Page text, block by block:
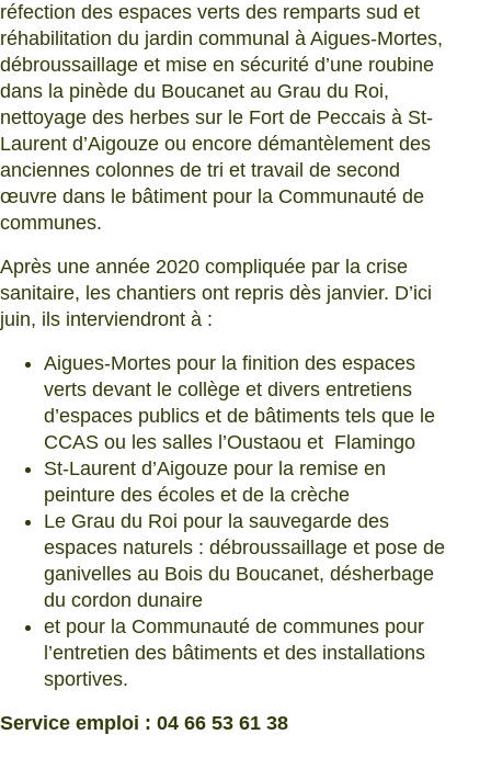
réfection des espaces verts des remparts sud et
réhabilitation du jardin communal à Aigues-Mortes,
débroussaillage et mise en sécurité d’une roubine
dans la pinède du Boucanet au Grau du Roi,
nettoyage des herbes sur le Fort de Peccais à St-
Laurent d’Aigouze ou encore démantèlement des
anciennes colonnes de tri et travail de second
œuvre dans le bâtiment pour la Communauté de
communes.
Après une année 2020 compliquée par la crise
sanitaire, les chantiers ont repris dès janvier. D’ici
juin, ils interviendront à :
Aigues-Mortes pour la finition des espaces
verts devant le collège et divers entretiens
d’espaces publics et de bâtiments tels que le
CCAS ou les salles l’Oustaou et Flamingo
St-Laurent d’Aigouze pour la remise en
peinture des écoles et de la crèche
Le Grau du Roi pour la sauvegarde des
espaces naturels : débroussaillage et pose de
ganivelles au Bois du Boucanet, désherbage
du cordon dunaire
et pour la Communauté de communes pour
l’entretien des bâtiments et des installations
sportives.
Service emploi : 04 66 53 61 38